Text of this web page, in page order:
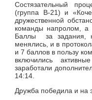
Состязательный
(группа В-21) и
дружественной
команды напролом, а
Баллы за задания,
менялись, и в
и 7 баллов в пользу
включились
заработали
14:14.
Дружба победила и на